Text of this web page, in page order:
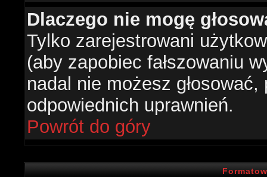
Dlaczego nie mogę
Tylko zarejestrowani
(aby zapobiec fałszowaniu
nadal nie możesz
odpowiednich uprawnień.
Powrót do góry